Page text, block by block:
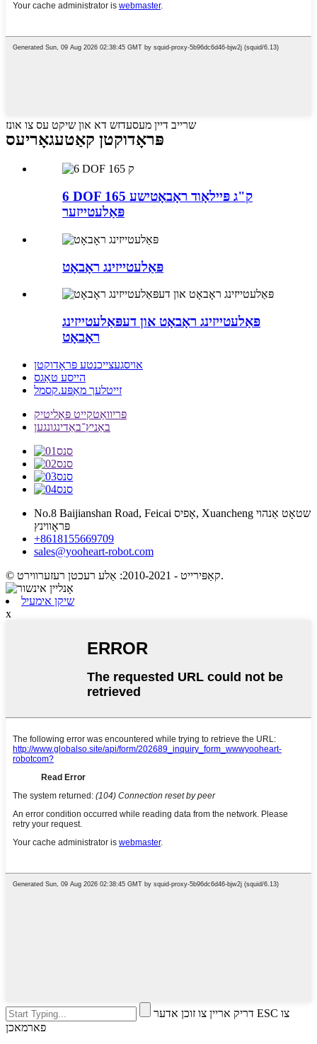
שרייב דיין מעסעדזש דא און שיקט עס צו אונז
פּראָדוקטן קאַטעגאָריעס
6 DOF 165 ק"ג פּיילאָוד ראָבאָטישע
פּאַלעטייזער
פּאַלעטייזינג ראָבאָט
פּאַלעטייזינג ראָבאָט און דעפּאַלעטייזינג
ראָבאָט
אויסגעצייכנטע פּראָדוקטן
הייסע טאַגס
זייטלעך מאַפּע.קסמל
פּריוואַטקייט פּאָליטיק
באַניץ־באַדינגונגען
No.8 Baijianshan Road, Feicai אָפיס, Xuancheng שטאָט אַנהוי
פּראָווינץ
+8618155669709
sales@yooheart-robot.com
© קאַפּירייט - 2010-2021: אַלע רעכטן רעזערווירט.
שיקן אימעיל
x
דריק אריין צו זוכן אדער ESC צו
פארמאכן